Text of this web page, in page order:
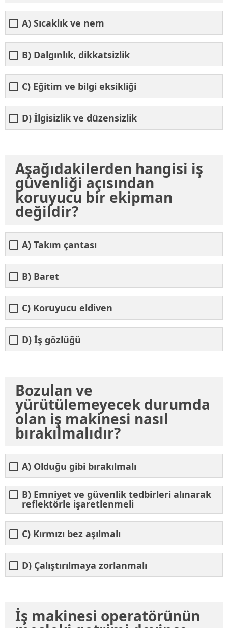
A) Sıcaklık ve nem
B) Dalgınlık, dikkatsizlik
C) Eğitim ve bilgi eksikliği
D) İlgisizlik ve düzensizlik
Aşağıdakilerden hangisi iş
güvenliği açısından
koruyucu bir ekipman
değildir?
A) Takım çantası
B) Baret
C) Koruyucu eldiven
D) İş gözlüğü
Bozulan ve
yürütülemeyecek durumda
olan iş makinesi nasıl
bırakılmalıdır?
A) Olduğu gibi bırakılmalı
B) Emniyet ve güvenlik tedbirleri alınarak
reflektörle işaretlenmeli
C) Kırmızı bez aşılmalı
D) Çalıştırılmaya zorlanmalı
İş makinesi operatörünün